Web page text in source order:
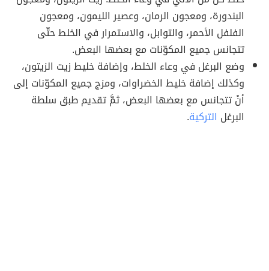
البندورة، ومعجون الرمان، وعصير الليمون، ومعجون
الفلفل الأحمر، والتوابل، والاستمرار في الخلط حتّى
تتجانس جميع المكوّنات مع بعضها البعض.
وضع البرغل في وعاء الخلط، وإضافة خليط زيت الزيتون،
وكذلك إضافة خليط الخضراوات، ومزج جميع المكوّنات إلى
أنْ تتجانس مع بعضها البعض، ثمَّ تقديم طبق سلطة
البرغل التركية.